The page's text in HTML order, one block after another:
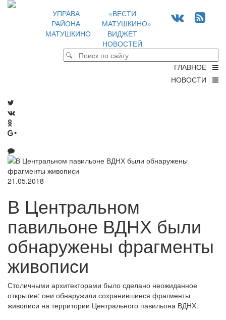
УПРАВА
РАЙОНА
МАТУШКИНО
«ВЕСТИ
МАТУШКИНО»
ВИДЖЕТ
НОВОСТЕЙ
ГЛАВНОЕ
НОВОСТИ
21.05.2018
В Центральном
павильоне ВДНХ были
обнаружены фрагменты
живописи
Столичными архитекторами было сделано неожиданное
открытие: они обнаружили сохранившиеся фрагменты
живописи на территории Центрального павильона ВДНХ.